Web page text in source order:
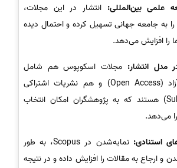
علمی بین‌المللی: انتشار در این مجلات،
به جامعه جهانی تسهیل کرده و احتمال دیده
را افزایش می‌دهد.
مدل انتشار: مجلات اسکوپوس هم شامل
نشریات دسترسی آزاد (Open Access) و هم نشریات اشتراکی
(Subscription-Based) هستند که به پژوهشگران امکان انتخاب
می‌دهد.
استنادی:
نمایه‌شدن در Scopus، به طور
و ارجاع به مقالات را افزایش داده و در نتیجه